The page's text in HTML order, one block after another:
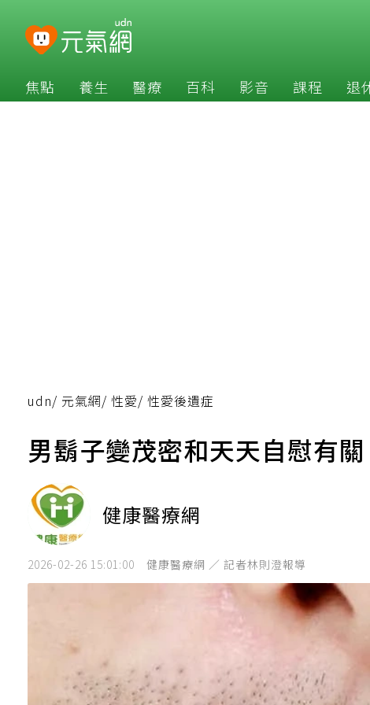
焦點 養生 醫療 百科 影音 課程 退
udn/ 元氣網/ 性愛/ 性愛後遺症
男鬍子變茂密和天天自慰有
健康醫療網
2026-02-26 15:01:00 健康醫療網 ／ 記者林則澄報導